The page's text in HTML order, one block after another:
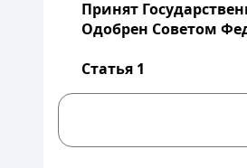
Принят
Одобрен Советом
Статья 1